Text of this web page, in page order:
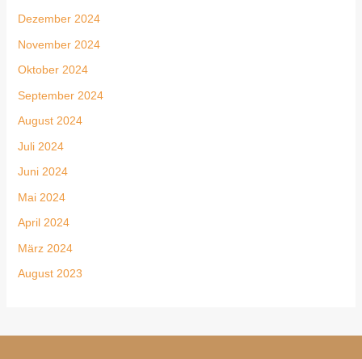
Dezember 2024
November 2024
Oktober 2024
September 2024
August 2024
Juli 2024
Juni 2024
Mai 2024
April 2024
März 2024
August 2023